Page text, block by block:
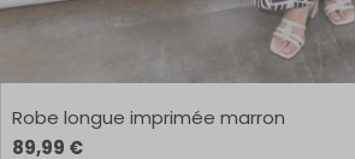
Robe longue imprimée marron
89,99 €